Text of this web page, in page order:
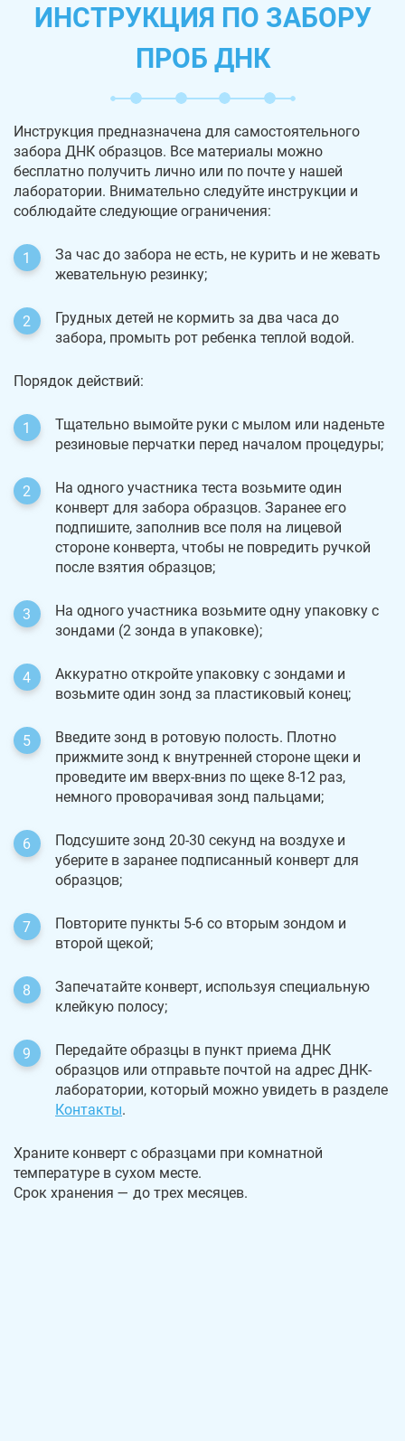
ИНСТРУКЦИЯ ПО ЗАБОРУ
ПРОБ ДНК
Инструкция предназначена для самостоятельного
забора ДНК образцов. Все материалы можно
бесплатно получить лично или по почте у нашей
лаборатории. Внимательно следуйте инструкции и
соблюдайте следующие ограничения:
За час до забора не есть, не курить и не жевать
жевательную резинку;
Грудных детей не кормить за два часа до
забора, промыть рот ребенка теплой водой.
Порядок действий:
Тщательно вымойте руки с мылом или наденьте
резиновые перчатки перед началом процедуры;
На одного участника теста возьмите один
конверт для забора образцов. Заранее его
подпишите, заполнив все поля на лицевой
стороне конверта, чтобы не повредить ручкой
после взятия образцов;
На одного участника возьмите одну упаковку с
зондами (2 зонда в упаковке);
Аккуратно откройте упаковку с зондами и
возьмите один зонд за пластиковый конец;
Введите зонд в ротовую полость. Плотно
прижмите зонд к внутренней стороне щеки и
проведите им вверх-вниз по щеке 8-12 раз,
немного проворачивая зонд пальцами;
Подсушите зонд 20-30 секунд на воздухе и
уберите в заранее подписанный конверт для
образцов;
Повторите пункты 5-6 со вторым зондом и
второй щекой;
Запечатайте конверт, используя специальную
клейкую полосу;
Передайте образцы в пункт приема ДНК
образцов или отправьте почтой на адрес ДНК-
лаборатории, который можно увидеть в разделе
Контакты.
Храните конверт с образцами при комнатной
температуре в сухом месте.
Срок хранения — до трех месяцев.